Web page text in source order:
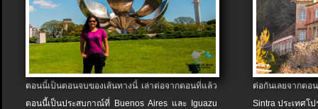
ตอนนี้เป็นตอนจบของเส้นทางนี้ เล่าต่อจากตอนที่แล้ว
ตอนนี้เป็นประสบกาณ์ที่ Buenos Aires และ Iguazu
ต่อกันเลยจากต
Sintra ประเทศโป